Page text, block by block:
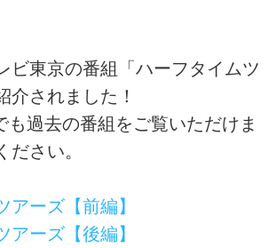
ビ東京の番組「ハーフタイムツ
介されました！
も過去の番組をご覧いただけま
ださい。
アーズ【前編】
アーズ【後編】